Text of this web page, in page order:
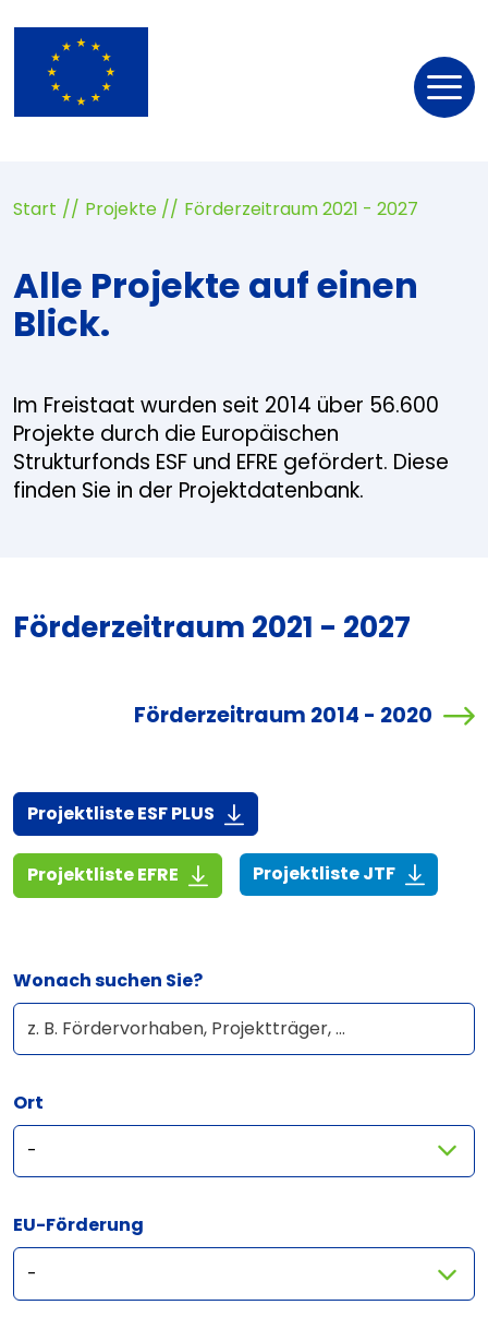
Start Projekte Förderzeitraum 2021 - 2027
Alle Projekte auf einen
Blick.
Im Freistaat wurden seit 2014 über 56.600
Projekte durch die Europäischen
Strukturfonds ESF und EFRE gefördert. Diese
finden Sie in der Projektdatenbank.
Förderzeitraum 2021 - 2027
Förderzeitraum 2014 - 2020
Projektliste ESF PLUS (916,7 KiB)
Projektliste EFRE (1,4 MiB)Projektliste JTF(268,6
Wonach suchen Sie?
Ort
EU-Förderung